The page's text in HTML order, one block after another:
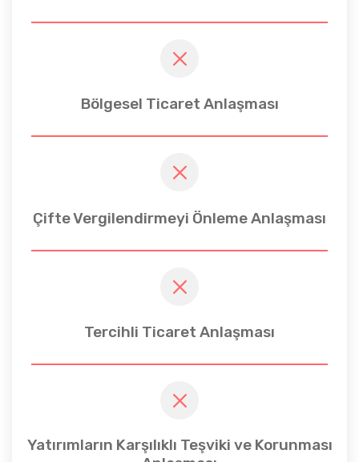
Bölgesel Ticaret Anlaşması
Çifte Vergilendirmeyi Önleme Anlaşması
Tercihli Ticaret Anlaşması
Yatırımların Karşılıklı Teşviki ve Korunması